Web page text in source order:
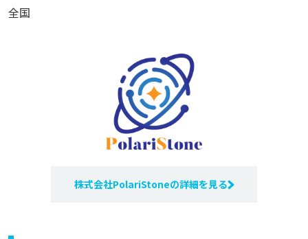
全国
株式会社PolariStoneの詳細を見る